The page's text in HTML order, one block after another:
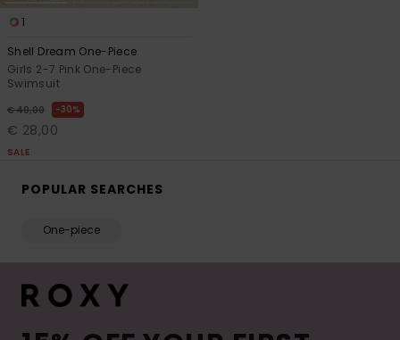
1
Shell Dream One-Piece
Girls 2-7 Pink One-Piece
Swimsuit
€ 40,00 30%
€ 28,00
SALE
POPULAR SEARCHES
One-piece